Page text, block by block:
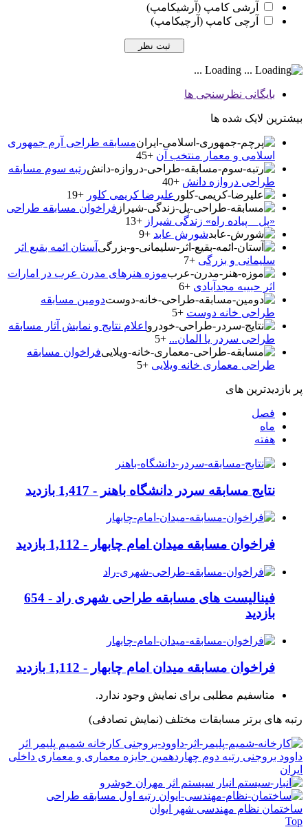
آرشی کامپ (آرشیکامپ)
آرچی کامپ (آرچیکامپ)
بایگانی نظرسنجی ها
بیشترین لایک شده ها
مسابقه طراحی آرم جمهوری
اسلامی و معمار منتخب آن +45
رتبه سوم مسابقه
طراحی دروازه دانش +40
علیرضا کریمی کلور +19
فراخوان مسابقه طراحی
«پل _ پیاده راه» زندگی شیراز +13
شورش عابد +9
آستان ائمه بقیع اثر
سلیمانی و بزرگی +7
موزه هنرهای مدرن عرب در امارات
اثر حبیبه مجدآبادی +6
دومین مسابقه
طراحی خانه دوست +5
اعلام نتایج و نمایش آثار مسابقه
طراحی سردر یا المان... +5
فراخوان مسابقه
طراحی معماری خانه ویلایی +5
پر بازدیدترین های
فصل
ماه
هفته
نتایج مسابقه سردر دانشگاه باهنر - 1,417 بازدید
فراخوان مسابقه میدان امام چابهار - 1,112 بازدید
فینالیست های مسابقه طراحی شهری راد - 654
بازدید
فراخوان مسابقه میدان امام چابهار - 1,112 بازدید
متاسفیم مطلبی برای نمایش وجود ندارد.
رتبه های برتر مسابقات مختلف (نمایش تصادفی)
کارخانه شمیم پلیمر اثر
داوود بروجنی رتبه دوم چهاردهمین جایزه معماری و معماری داخلی
ایران
انبار سیستم اثر مهران خوشرو
رتبه اول مسابقه طراحی
ساختمان نظام مهندسی شهر ایوان
Top